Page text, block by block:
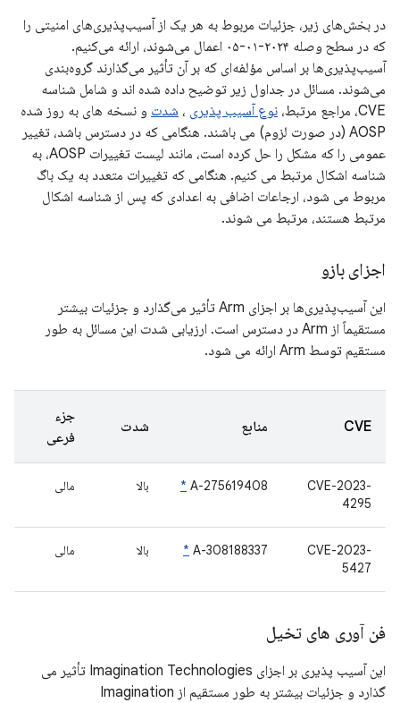
در بخش‌های زیر، جزئیات مربوط به هر یک از آسیب‌پذیری‌های امنیتی را
که در سطح وصله ۲۰۲۴-۰۱-۰۵ اعمال می‌شوند، ارائه می‌کنیم.
آسیب‌پذیری‌ها بر اساس مؤلفه‌ای که بر آن تأثیر می‌گذارند گروه‌بندی
می‌شوند. مسائل در جداول زیر توضیح داده شده اند و شامل شناسه
CVE، مراجع مرتبط،
نوع آسیب پذیری ، شدت و نسخه های به روز شده
AOSP (در صورت لزوم) می باشند. هنگامی که در دسترس باشد، تغییر
عمومی را که مشکل را حل کرده است، مانند لیست تغییرات AOSP، به
شناسه اشکال مرتبط می کنیم. هنگامی که تغییرات متعدد به یک باگ
مربوط می شود، ارجاعات اضافی به اعدادی که پس از شناسه اشکال
مرتبط هستند، مرتبط می شوند.
اجزای بازو
این آسیب‌پذیری‌ها بر اجزای Arm تأثیر می‌گذارد و جزئیات بیشتر
مستقیماً از Arm در دسترس است. ارزیابی شدت این مسائل به طور
مستقیم توسط Arm ارائه می شود.
CVE منابع شدت
جزء
فرعی
CVE-2023-
4295
A-275619408
* بالا مالی
CVE-2023-
5427
A-308188337
* بالا مالی
فن آوری های تخیل
این آسیب پذیری بر اجزای Imagination Technologies تأثیر می
گذارد و جزئیات بیشتر به طور مستقیم از Imagination